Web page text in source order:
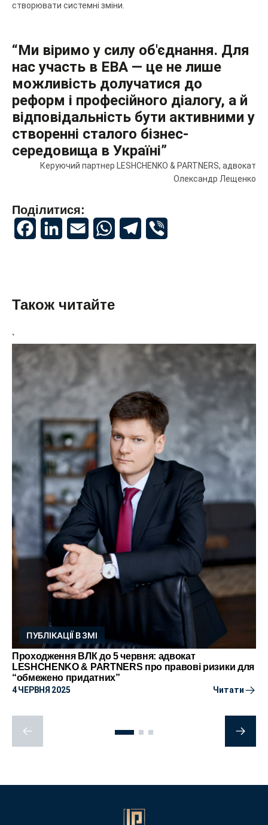
створювати системні зміни.
“Ми віримо у силу об'єднання. Для
нас участь в EBA — це не лише
можливість долучатися до
реформ і професійного діалогу, а й
відповідальність бути активними у
створенні сталого бізнес-
середовища в Україні”
Керуючий партнер LESHCHENKO & PARTNERS, адвокат
Олександр Лещенко
Поділитися:
FacebookLinkedInEmail WhatsAppTelegram
Також читайте
`
ПУБЛІКАЦІЇ В ЗМІ
Проходження ВЛК до 5 червня: адвокат
LESHCHENKO & PARTNERS про правові ризики для
“обмежено придатних”
4 ЧЕРВНЯ 2025 Читати